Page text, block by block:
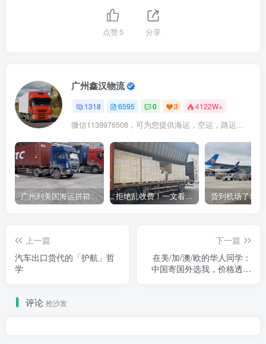
点赞5 分享
广州鑫汉物流
1318 6595 0 3 4122W+
微信1139976508，可为您提供海运，空运，路运，铁路运输
广州到美国海运拼箱多少钱？2024年最新运费构成+隐藏费用避坑指南 拒绝乱收费！一文看懂中国货代计费套路，教你避开所有隐形坑
上一篇
汽车出口货代的「护航」哲
学
下一篇
在美/加/澳/欧的华人同学：
中国寄国外选我，价格透明
评论 抢沙发